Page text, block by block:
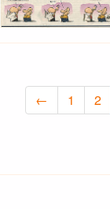
← 1 2